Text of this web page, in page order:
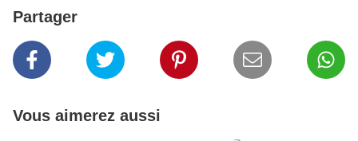
Partager
Vous aimerez aussi